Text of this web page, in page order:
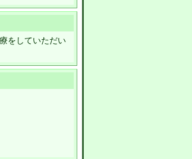
をしていただい